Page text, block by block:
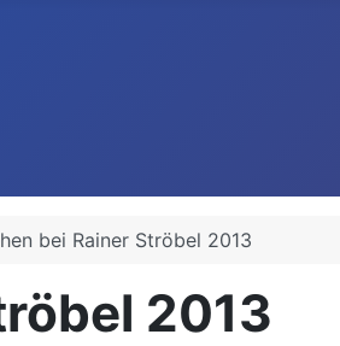
bei Rainer Ströbel 2013
2013